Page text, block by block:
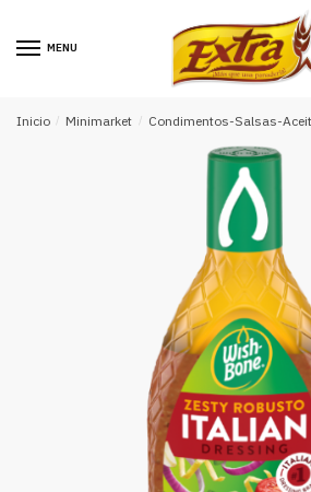
MENU
Inicio / Minimarket / Condimentos-Salsas-